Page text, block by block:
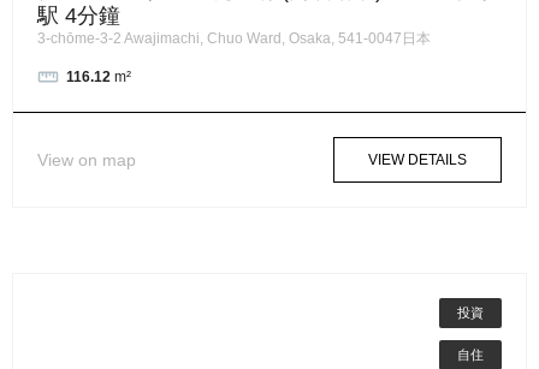
駅 4分鐘
3-chōme-3-2 Awajimachi, Chuo Ward, Osaka, 541-0047日本
116.12 m²
View on map VIEW DETAILS
投資
自住